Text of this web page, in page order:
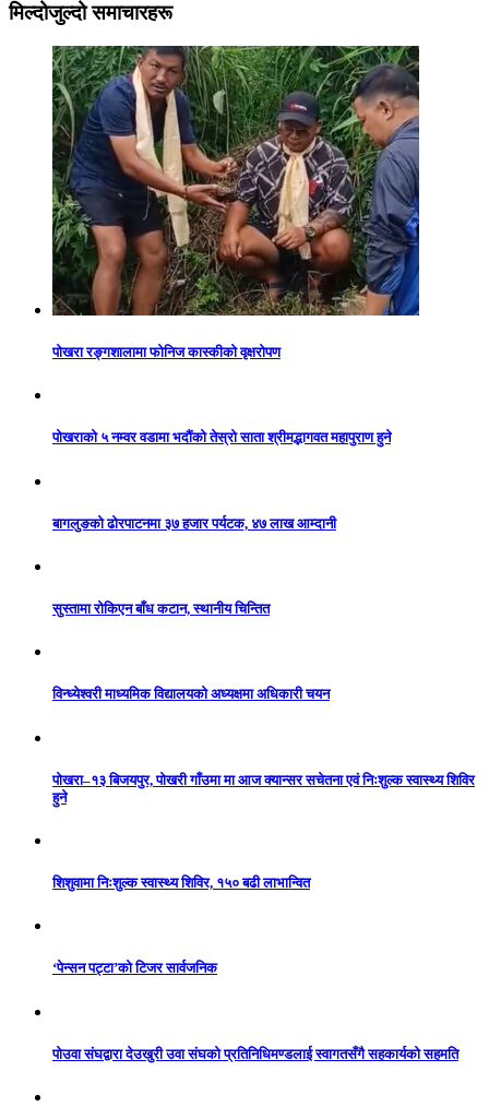
मिल्दोजुल्दो समाचारहरू
पोखरा रङ्गशालामा फोनिज कास्कीको वृक्षरोपण
पोखराको ५ नम्वर वडामा भदौंको तेस्रो साता श्रीमद्भागवत महापुराण हुने
बागलुङको ढोरपाटनमा ३७ हजार पर्यटक, ४७ लाख आम्दानी
सुस्तामा रोकिएन बाँध कटान, स्थानीय चिन्तित
विन्ध्येश्वरी माध्यमिक विद्यालयको अध्यक्षमा अधिकारी चयन
पोखरा–१३ बिजयपुर, पोखरी गाँउमा मा आज क्यान्सर सचेतना एवं निःशुल्क स्वास्थ्य शिविर
हुने
शिशुवामा निःशुल्क स्वास्थ्य शिविर, १५० बढी लाभान्वित
‘पेन्सन पट्टा’को टिजर सार्वजनिक
पोउवा संघद्वारा देउखुरी उवा संघको प्रतिनिधिमण्डलाई स्वागतसँगै सहकार्यको सहमति